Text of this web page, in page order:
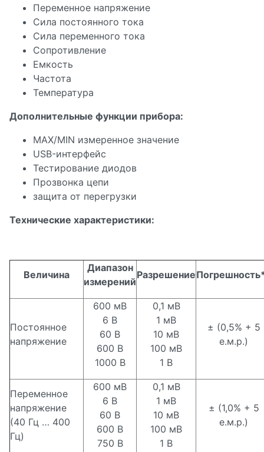
Переменное напряжение
Сила постоянного тока
Сила переменного тока
Сопротивление
Емкость
Частота
Температура
Дополнительные функции прибора:
MAX/MIN измеренное значение
USB-интерфейс
Тестирование диодов
Прозвонка цепи
защита от перегрузки
Технические характеристики:
Величина
Диапазон
измерений
Разрешение
Постоянное
напряжение
600 мВ
6 В
60 В
600 В
1000 В
0,1 мВ
1 мВ
10 мВ
100 мВ
1 В
± (0,5% + 5
е.м.р.)
Переменное
напряжение
(40 Гц … 400
Гц)
600 мВ
6 В
60 В
600 В
750 В
0,1 мВ
1 мВ
10 мВ
100 мВ
1 В
± (1,0% + 5
е.м.р.)